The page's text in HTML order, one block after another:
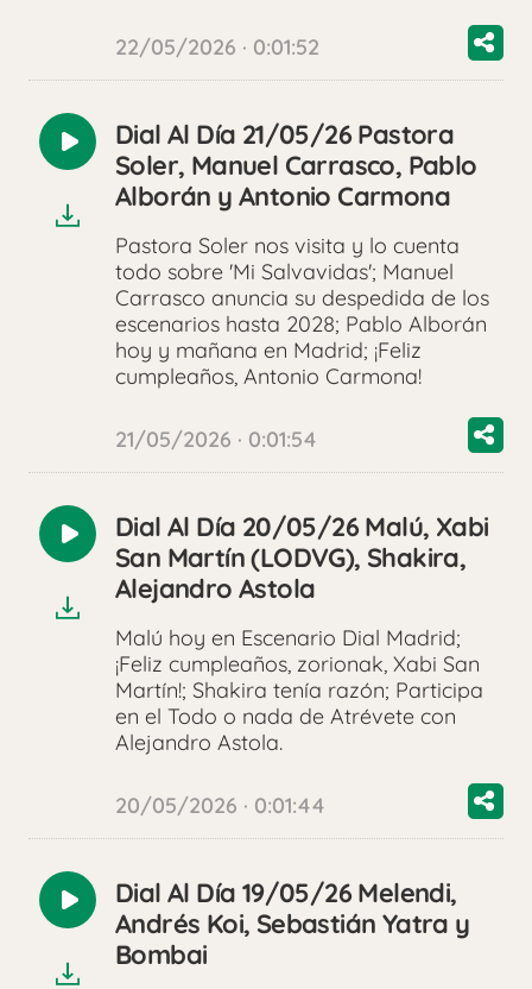
22/05/2026 · 0:01:52
Reproducir
audio
Dial Al Día 21/05/26 Pastora
Soler, Manuel Carrasco, Pablo
Alborán y Antonio Carmona
Pastora Soler nos visita y lo cuenta
todo sobre 'Mi Salvavidas'; Manuel
Carrasco anuncia su despedida de los
escenarios hasta 2028; Pablo Alborán
hoy y mañana en Madrid; ¡Feliz
cumpleaños, Antonio Carmona!
21/05/2026 · 0:01:54
Reproducir
audio
Dial Al Día 20/05/26 Malú, Xabi
San Martín (LODVG), Shakira,
Alejandro Astola
Malú hoy en Escenario Dial Madrid;
¡Feliz cumpleaños, zorionak, Xabi San
Martín!; Shakira tenía razón; Participa
en el Todo o nada de Atrévete con
Alejandro Astola.
20/05/2026 · 0:01:44
Reproducir
audio
Dial Al Día 19/05/26 Melendi,
Andrés Koi, Sebastián Yatra y
Bombai